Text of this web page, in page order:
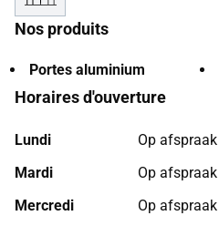
Nos produits
Portes aluminium
Horaires d'ouverture
Lundi
Op afspraak
Mardi
Op afspraak
Mercredi
Op afspraak